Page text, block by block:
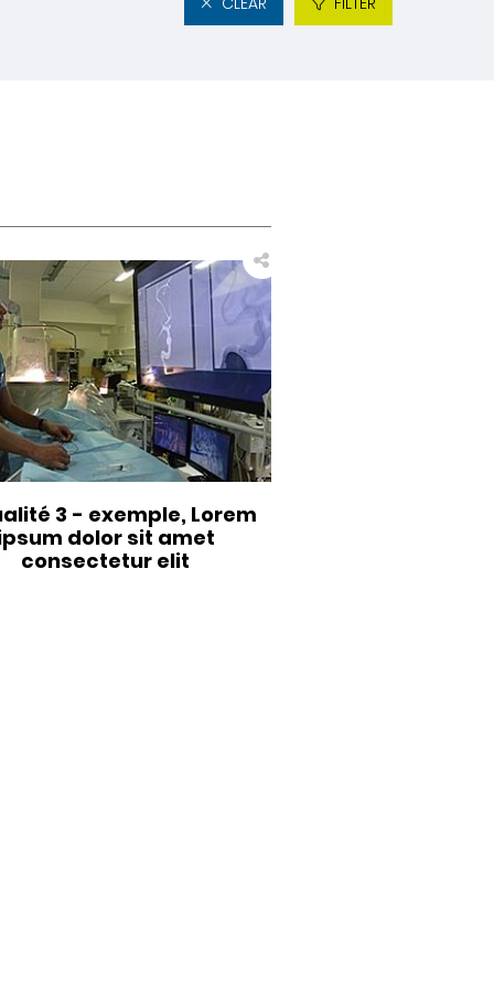
3 - exemple, Lorem
dolor sit amet
consectetur elit